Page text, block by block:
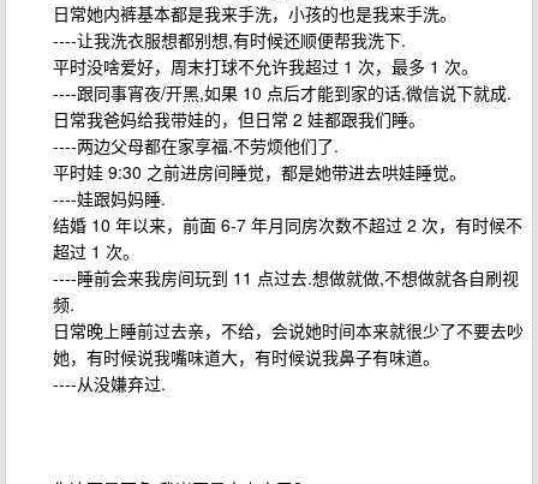
日常她内裤基本都是我来手洗，小孩的也是我来手洗。
----让我洗衣服想都别想,有时候还顺便帮我洗下.
平时没啥爱好，周末打球不允许我超过 1 次，最多 1 次。
----跟同事宵夜/开黑,如果 10 点后才能到家的话,微信说下就成.
日常我爸妈给我带娃的，但日常 2 娃都跟我们睡。
----两边父母都在家享福.不劳烦他们了.
平时娃 9:30 之前进房间睡觉，都是她带进去哄娃睡觉。
----娃跟妈妈睡.
结婚 10 年以来，前面 6-7 年月同房次数不超过 2 次，有时候不
超过 1 次。
----睡前会来我房间玩到 11 点过去.想做就做,不想做就各自刷视
频.
日常晚上睡前过去亲，不给，会说她时间本来就很少了不要去吵
她，有时候说我嘴味道大，有时候说我鼻子有味道。
----从没嫌弃过.